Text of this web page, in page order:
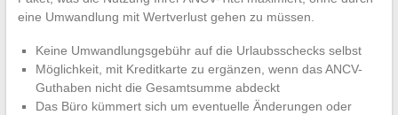
eine Umwandlung mit Wertverlust gehen zu müssen.
Keine Umwandlungsgebühr auf die Urlaubsschecks selbst
Möglichkeit, mit Kreditkarte zu ergänzen, wenn das ANCV-
Guthaben nicht die Gesamtsumme abdeckt
Das Büro kümmert sich um eventuelle Änderungen oder